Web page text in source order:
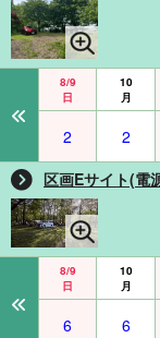
8/9
日
10
月
2 2
区画Eサイト(電
8/9
日
10
月
6 6